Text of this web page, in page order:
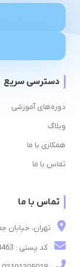
دسترسی سریع
دوره‌های آموزشی
وبلاگ
همکاری با ما
تماس با ما
تماس با ما
تهران، خیابان
کد پستی : 1313984463